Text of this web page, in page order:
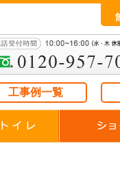
工事例一覧